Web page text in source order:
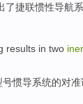
了捷联惯性导航
results in two
号惯导系统的对准